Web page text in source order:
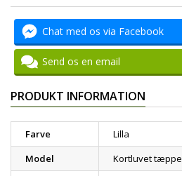
Chat med os via Facebook
Send os en email
PRODUKT INFORMATION
Farve
Lilla
Model
Kortluvet tæppe